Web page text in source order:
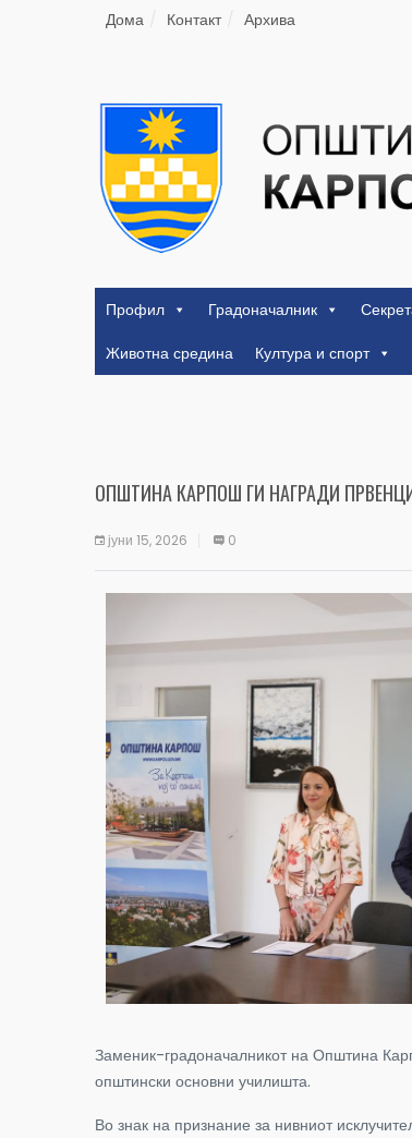
Дома Контакт Архива
Профил Градоначалник
Животна средина
Култура и спорт
ОПШТИНА КАРПОШ ГИ НАГРАДИ
јуни 15, 2026 0
Заменик-градоначалникот на Општина
општински основни училишта.
Во знак на признание за нивниот